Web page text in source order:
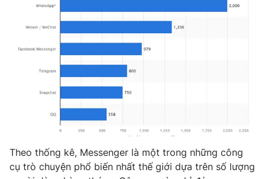
Theo thống kê, Messenger là một trong những công
cụ trò chuyện phổ biến nhất thế giới dựa trên số lượng